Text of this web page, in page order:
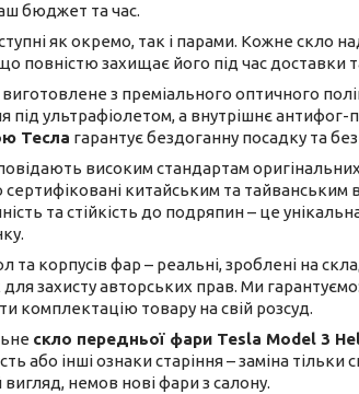
бюджет та час.
як окремо, так і парами. Кожне скло
що повністю захищає його під час
виготовлене з преміального оптичного
під ультрафіолетом, а внутрішнє антифог-
Тесла гарантує бездоганну посадку та
високим стандартам
сертифіковані китайським та
та стійкість до подряпин – це
та корпусів фар – реальні, зроблені на
захисту авторських прав. Ми
комплектацію товару на свій розсуд.
скло передньої фари Tesla Model 3
або інші ознаки старіння – заміна
вигляд, немов нові фари з салону.